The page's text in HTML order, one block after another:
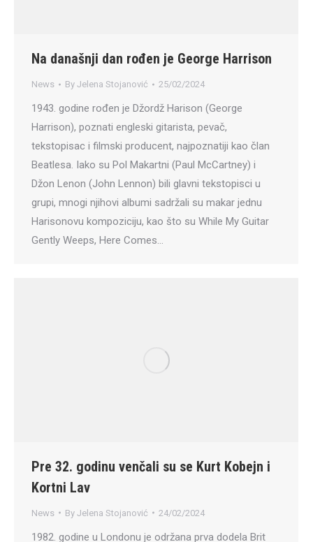
Na današnji dan rođen je George Harrison
News By Jelena Stojanović 25/02/2024
1943. godine rođen je Džordž Harison (George
Harrison), poznati engleski gitarista, pevač,
tekstopisac i filmski producent, najpoznatiji kao član
Beatlesa. Iako su Pol Makartni (Paul McCartney) i
Džon Lenon (John Lennon) bili glavni tekstopisci u
grupi, mnogi njihovi albumi sadržali su makar jednu
Harisonovu kompoziciju, kao što su While My Guitar
Gently Weeps, Here Comes…
Pre 32. godinu venčali su se Kurt Kobejn i
Kortni Lav
News By Jelena Stojanović 24/02/2024
1982. godine u Londonu je održana prva dodela Brit